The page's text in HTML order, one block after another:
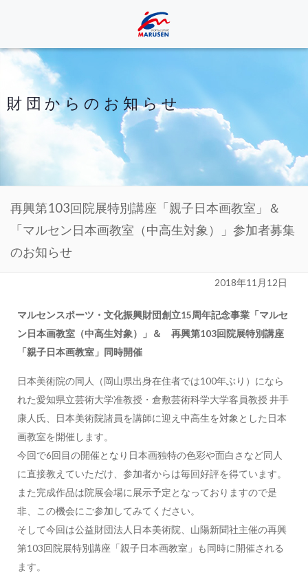
財団からのお知らせ
再興第103回院展特別講座「親子日本画教室」＆
「マルセン日本画教室（中高生対象）」参加者募集
のお知らせ
2018年11月12日
マルセンスポーツ・文化振興財団創立15周年記念事業「マルセ
ン日本画教室（中高生対象）」＆ 再興第103回院展特別講座
「親子日本画教室」同時開催
日本美術院の同人（岡山県出身在住者では100年ぶり）になら
れた愛知県立芸術大学准教授・倉敷芸術科学大学客員教授 井手
康人氏、日本美術院諸員を講師に迎え中高生を対象とした日本
画教室を開催します。
今回で6回目の開催となり日本画独特の色彩や面白さなど同人
に直接教えていただけ、参加者からは毎回好評を得ています。
また完成作品は院展会場に展示予定となっておりますので是
非、この機会にご参加してみてください。
そして今回は公益財団法人日本美術院、山陽新聞社主催の再興
第103回院展特別講座「親子日本画教室」も同時に開催される
ます。